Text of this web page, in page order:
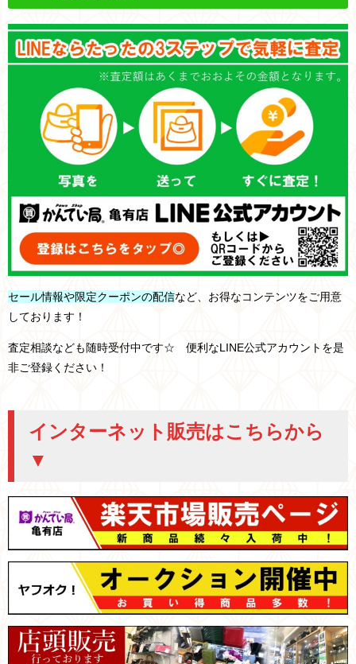
セール情報や限定クーポンの配信など、お得なコンテンツをご用意
しております！
査定相談なども随時受付中です☆ 便利なLINE公式アカウントを是
非ご登録ください！
インターネット販売はこちらから
▼